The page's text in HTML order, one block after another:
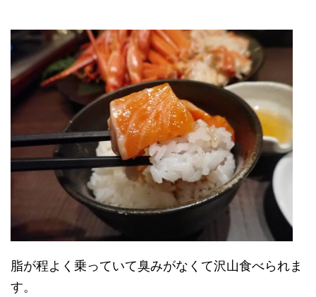
脂が程よく乗っていて臭みがなくて沢山食べられま
す。